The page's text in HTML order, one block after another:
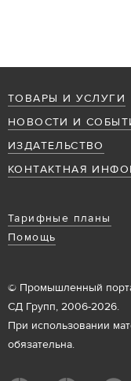
ТОВАРЫ И УСЛУГИ
НОВОСТИ И
ИЗДАТЕЛЬСТВО
КОНТАКТНАЯ
Тарифные планы
Помощь
© Промышленный
СД Групп, 2006-2026.
При использовании
обязательна.